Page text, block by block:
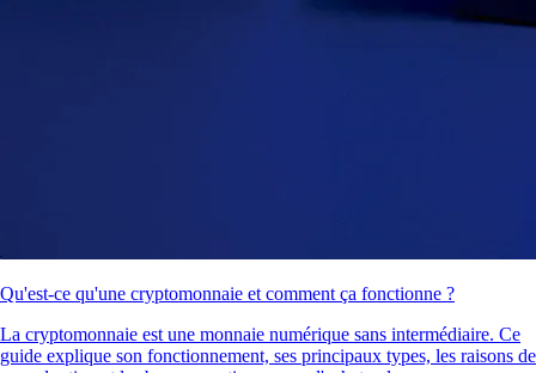
Qu'est-ce qu'une cryptomonnaie et comment ça fonctionne ?
La cryptomonnaie est une monnaie numérique sans intermédiaire. Ce
guide explique son fonctionnement, ses principaux types, les raisons de